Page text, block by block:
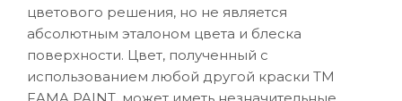
цветового решения, но не является
абсолютным эталоном цвета и блеска
поверхности. Цвет, полученный с
использованием любой другой краски ТМ